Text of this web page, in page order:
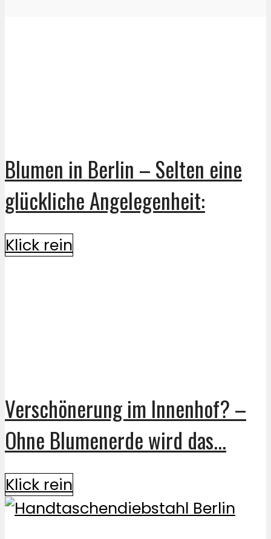
Blumen in Berlin – Selten eine
glückliche Angelegenheit:
Klick rein
Verschönerung im Innenhof? –
Ohne Blumenerde wird das...
Klick rein